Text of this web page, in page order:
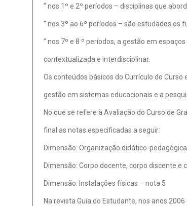
” nos 1º e 2º períodos – disciplinas que
” nos 3º ao 6º períodos – são estudados
” nos 7º e 8 º períodos, a gestão em
contextualizada e interdisciplinar.
Os conteúdos básicos do Currículo do
gestão em sistemas educacionais e a
No que se refere à Avaliação do Curso de
final as notas especificadas a seguir:
Dimensão: Organização didático-
Dimensão: Corpo docente, corpo discente
Dimensão: Instalações físicas – nota 5
Na revista Guia do Estudante, nos anos